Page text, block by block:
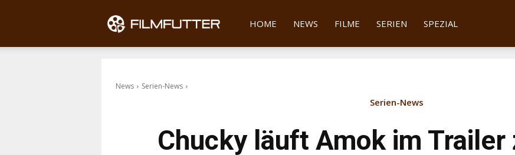
Filmfutter
HOME NEWS FILME SERIEN SPEZIAL
News Serien-News
Serien-News
Chucky läuft Amok im Trailer